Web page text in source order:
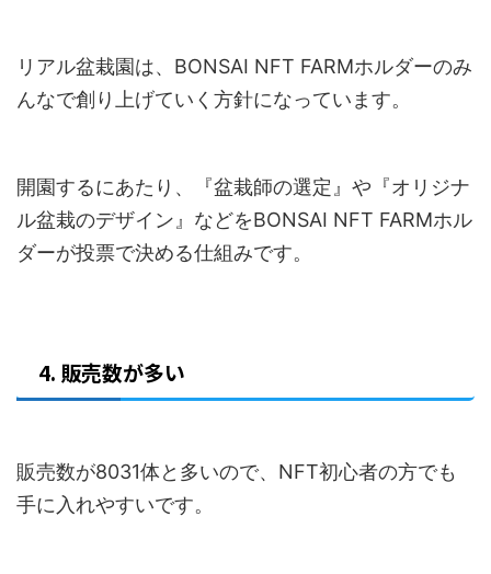
リアル盆栽園は、BONSAI NFT FARMホルダーのみ
んなで創り上げていく方針になっています。
開園するにあたり、『盆栽師の選定』や『オリジナ
ル盆栽のデザイン』などをBONSAI NFT FARMホル
ダーが投票で決める仕組みです。
4. 販売数が多い
販売数が8031体と多いので、NFT初心者の方でも
手に入れやすいです。